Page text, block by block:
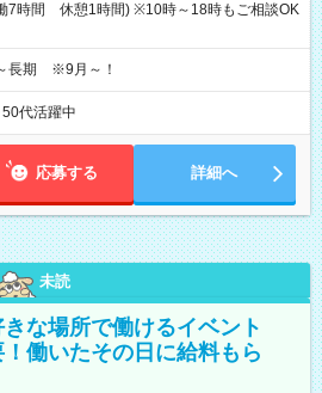
7時間 休憩1時間) ※10時～18時もご相談OK
長期 ※9月～！
代活躍中
応募する 詳細へ
未読
な場所で働けるイベント
働いたその日に給料もら